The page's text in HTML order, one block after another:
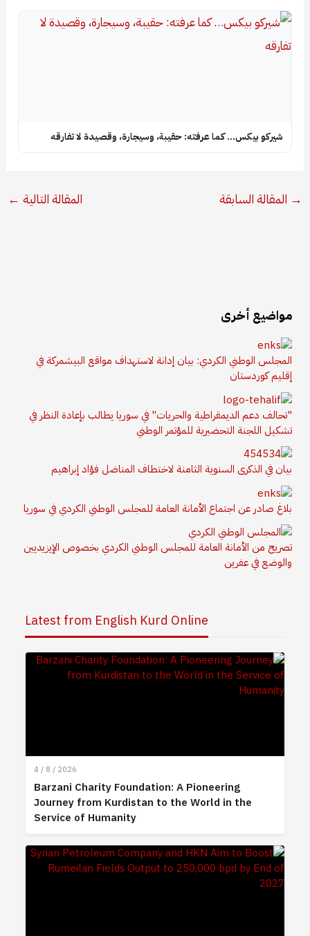
شيركو بيكس… كما عرفته: حقيبة، وسيجارة، وقصيدة لا تفارقه
→ المقالة السابقة المقالة التالية ←
مواضيع أخرى
المجلس الوطني الكردي: بيان إدانة لاستهداف مواقع البيشمركة في
إقليم كوردستان
"تحالف دعم الديمقراطية والحريات" في سوريا يطالب بإعادة النظر في
تشكيل اللجنة التحضيرية للمؤتمر الوطني
بيان في الذكرى السنوية الثامنة لاختطاف المناضل فؤاد إبراهيم
بلاغ صادر عن اجتماع الأمانة العامة للمجلس الوطني الكردي في سوريا
تصريح من الأمانة العامة للمجلس الوطني الكردي بخصوص الإيزيديين
والوضع في عفرين
Latest from English Kurd Online
4 / 8 / 2026
Barzani Charity Foundation: A Pioneering
Journey from Kurdistan to the World in the
Service of Humanity